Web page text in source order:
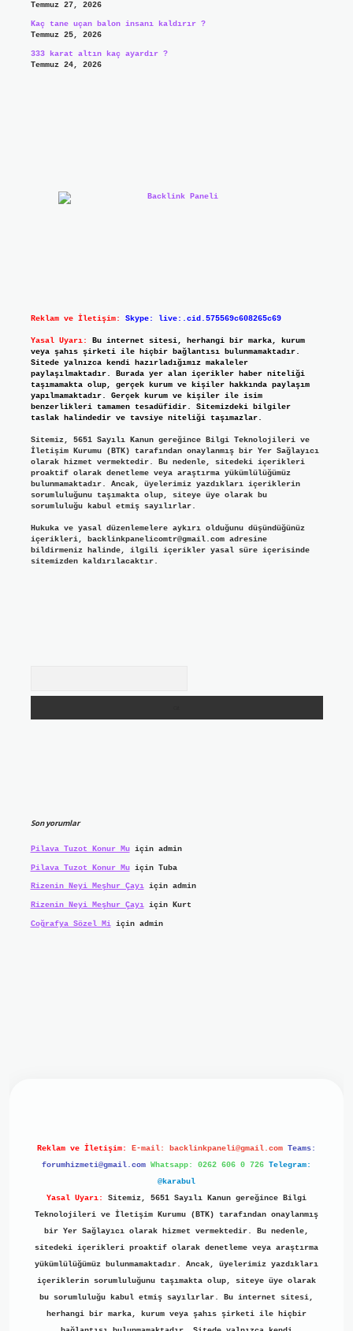
Temmuz 27, 2026
Kaç tane uçan balon insanı kaldırır ?
Temmuz 25, 2026
333 karat altın kaç ayardır ?
Temmuz 24, 2026
Reklam ve İletişim: Skype: live:.cid.575569c608265c69
Yasal Uyarı:
Bu internet sitesi, herhangi bir marka, kurum
veya şahıs şirketi ile hiçbir bağlantısı bulunmamaktadır.
Sitede yalnızca kendi hazırladığımız makaleler
paylaşılmaktadır. Burada yer alan içerikler haber niteliği
taşımamakta olup, gerçek kurum ve kişiler hakkında paylaşım
yapılmamaktadır. Gerçek kurum ve kişiler ile isim
benzerlikleri tamamen tesadüfidir. Sitemizdeki bilgiler
taslak halindedir ve tavsiye niteliği taşımazlar.
Sitemiz, 5651 Sayılı Kanun gereğince Bilgi Teknolojileri ve
İletişim Kurumu (BTK) tarafından onaylanmış bir Yer Sağlayıcı
olarak hizmet vermektedir. Bu nedenle, sitedeki içerikleri
proaktif olarak denetleme veya araştırma yükümlülüğümüz
bulunmamaktadır. Ancak, üyelerimiz yazdıkları içeriklerin
sorumluluğunu taşımakta olup, siteye üye olarak bu
sorumluluğu kabul etmiş sayılırlar.
Hukuka ve yasal düzenlemelere aykırı olduğunu düşündüğünüz
içerikleri, backlinkpanelicomtr@gmail.comadresine
bildirmeniz halinde, ilgili içerikler yasal süre içerisinde
sitemizden kaldırılacaktır.
Son yorumlar
Pilava Tuzot Konur Muiçin admin
Pilava Tuzot Konur Muiçin Tuba
Rizenin Neyi Meşhur Çayıiçin admin
Rizenin Neyi Meşhur Çayıiçin Kurt
Coğrafya Sözel Miiçin admin
Reklam ve İletişim: E-mail: backlinkpaneli@gmail.com Teams:
forumhizmeti@gmail.com Whatsapp: 0262 606 0 726 Telegram:
@karabul
Yasal Uyarı:
Sitemiz, 5651 Sayılı Kanun gereğince Bilgi
Teknolojileri ve İletişim Kurumu (BTK) tarafından onaylanmış
bir Yer Sağlayıcı olarak hizmet vermektedir. Bu nedenle,
sitedeki içerikleri proaktif olarak denetleme veya araştırma
yükümlülüğümüz bulunmamaktadır. Ancak, üyelerimiz yazdıkları
içeriklerin sorumluluğunu taşımakta olup, siteye üye olarak
bu sorumluluğu kabul etmiş sayılırlar. Bu internet sitesi,
herhangi bir marka, kurum veya şahıs şirketi ile hiçbir